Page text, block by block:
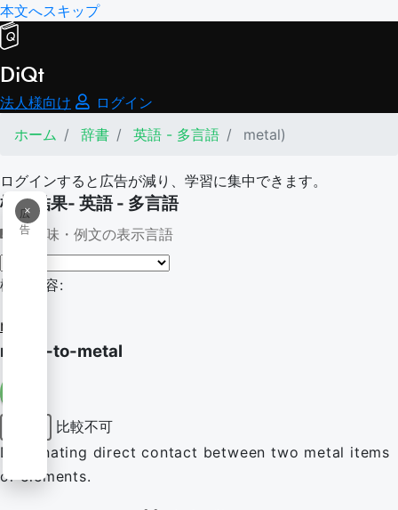
本文へスキップ
DiQt
法人様向け
ログイン
ホーム
辞書 英語 - 多言語 metal)
ログインすると広告が減り、学習に集中できます。
×
広
告
検索結果- 英語 - 多言語
意味・例文の表示言語
検索内容:
metal)
metal-to-metal
比較不可
Designating direct contact between two metal items
or elements.